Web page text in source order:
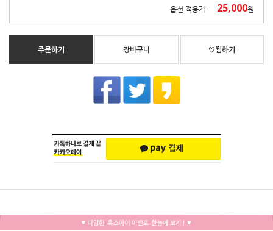
옵션 적용가 25,000원
주문하기 장바구니 ♡찜하기